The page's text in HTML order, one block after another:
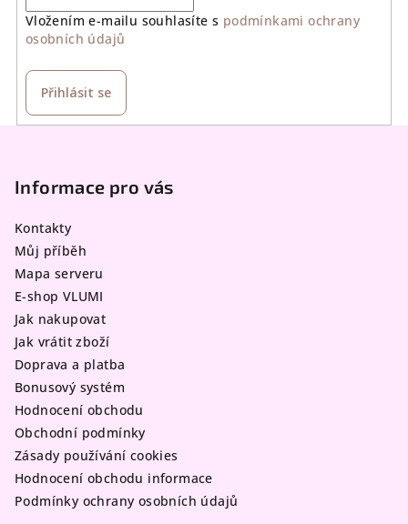
Vložením e-mailu souhlasíte s podmínkami ochrany
osobních údajů
Přihlásit se
Informace pro vás
Kontakty
Můj příběh
Mapa serveru
E-shop VLUMI
Jak nakupovat
Jak vrátit zboží
Doprava a platba
Bonusový systém
Hodnocení obchodu
Obchodní podmínky
Zásady používání cookies
Hodnocení obchodu informace
Podmínky ochrany osobních údajů